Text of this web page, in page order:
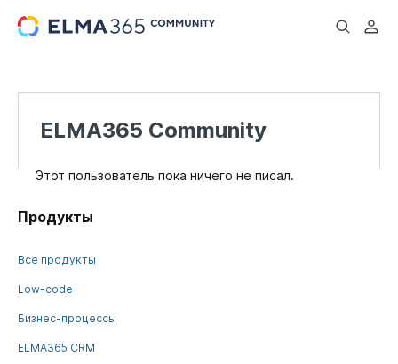
...
ELMA365 Community
Этот пользователь пока ничего не писал.
Продукты
Все продукты
Low-code
Бизнес-процессы
ELMA365 CRM